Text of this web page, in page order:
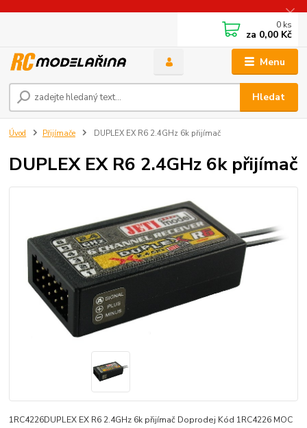
Menu
Hledat
0 ks
za 0,00 Kč
Úvod Přijímače DUPLEX EX R6 2.4GHz 6k přijímač
DUPLEX EX R6 2.4GHz 6k přijímač
1RC4226DUPLEX EX R6 2.4GHz 6k přijímač Doprodej Kód 1RC4226 MOC